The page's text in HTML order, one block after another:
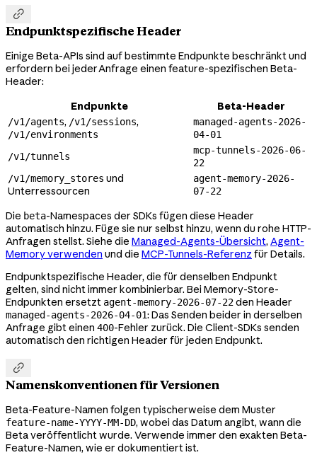

Endpunktspezifische Header
Einige Beta-APIs sind auf bestimmte Endpunkte beschränkt und
erfordern bei jeder Anfrage einen feature-spezifischen Beta-
Header:
Endpunkte
Beta-Header
/v1/agents, /v1/sessions,
/v1/environments
managed-agents-2026-
04-01
/v1/tunnels
mcp-tunnels-2026-06-
22
/v1/memory_stores und
Unterressourcen
agent-memory-2026-
07-22
Die beta-Namespaces der SDKs fügen diese Header
automatisch hinzu. Füge sie nur selbst hinzu, wenn du rohe HTTP-
Anfragen stellst. Siehe die Managed-Agents-Übersicht, Agent-
Memory verwenden und die MCP-Tunnels-Referenz für Details.
Endpunktspezifische Header, die für denselben Endpunkt
gelten, sind nicht immer kombinierbar. Bei Memory-Store-
Endpunkten ersetzt agent-memory-2026-07-22den Header
managed-agents-2026-04-01: Das Senden beider in derselben
Anfrage gibt einen 400-Fehler zurück. Die Client-SDKs senden
automatisch den richtigen Header für jeden Endpunkt.

Namenskonventionen für Versionen
Beta-Feature-Namen folgen typischerweise dem Muster
feature-name-YYYY-MM-DD, wobei das Datum angibt, wann die
Beta veröffentlicht wurde. Verwende immer den exakten Beta-
Feature-Namen, wie er dokumentiert ist.